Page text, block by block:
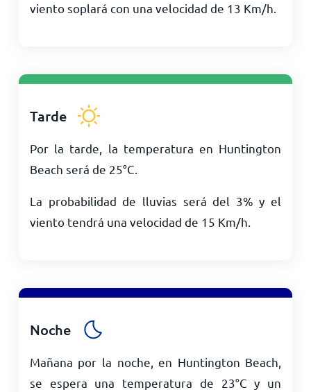
viento soplará con una velocidad de 13 Km/h
Tarde
Por la tarde, la temperatura en Huntington
Beach será de 25°C
La probabilidad de lluvias será del 3% y el
viento tendrá una velocidad de 15 Km/h
Noche
Mañana por la noche, en Huntington Beach,
se espera una temperatura de 23°C y un